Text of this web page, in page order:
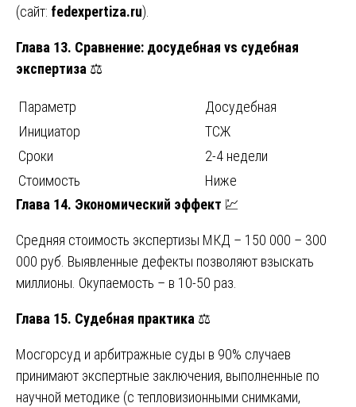
(сайт: fedexpertiza.ru).
Глава 13. Сравнение: досудебная vs судебная
экспертиза ⚖️
Параметр
Досудебная
Инициатор
ТСЖ
Сроки
2-4 недели
Стоимость
Ниже
Глава 14. Экономический эффект 💹
Средняя стоимость экспертизы МКД – 150 000 – 300
000 руб. Выявленные дефекты позволяют взыскать
миллионы. Окупаемость – в 10-50 раз.
Глава 15. Судебная практика ⚖️
Мосгорсуд и арбитражные суды в 90% случаев
принимают экспертные заключения, выполненные по
научной методике (с тепловизионными снимками,